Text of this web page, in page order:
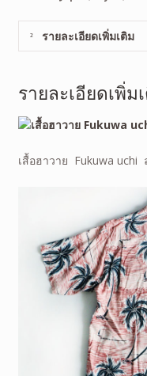
รายละเอียดเพิ่มเติม
รายละเอียดเพิ่ม
เสื้อฮาวาย Fukuwa